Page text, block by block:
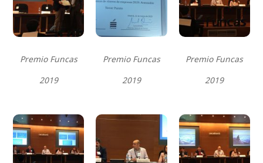
Premio Funcas
2019
Premio Funcas
2019
Premio Funcas
2019